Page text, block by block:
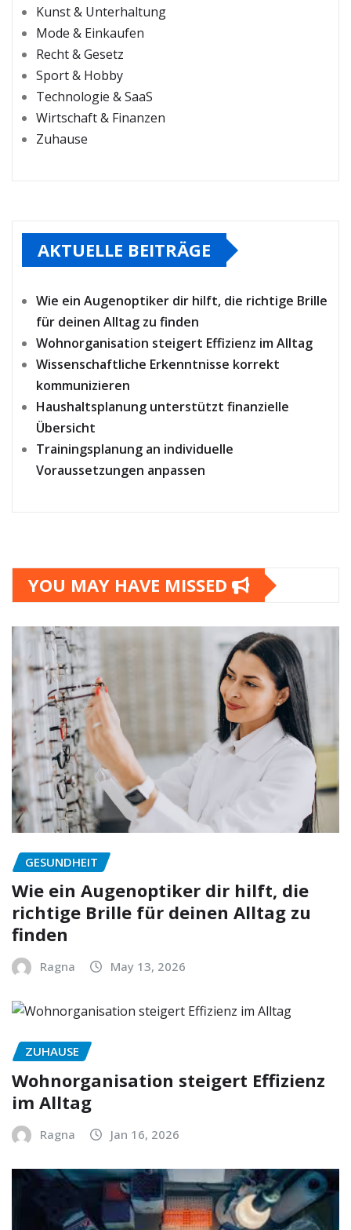
Kunst & Unterhaltung
Mode & Einkaufen
Recht & Gesetz
Sport & Hobby
Technologie & SaaS
Wirtschaft & Finanzen
Zuhause
AKTUELLE BEITRÄGE
Wie ein Augenoptiker dir hilft, die richtige Brille
für deinen Alltag zu finden
Wohnorganisation steigert Effizienz im Alltag
Wissenschaftliche Erkenntnisse korrekt
kommunizieren
Haushaltsplanung unterstützt finanzielle
Übersicht
Trainingsplanung an individuelle
Voraussetzungen anpassen
YOU MAY HAVE MISSED
GESUNDHEIT
Wie ein Augenoptiker dir hilft, die
richtige Brille für deinen Alltag zu
finden
Ragna May 13, 2026
ZUHAUSE
Wohnorganisation steigert Effizienz
im Alltag
Ragna Jan 16, 2026